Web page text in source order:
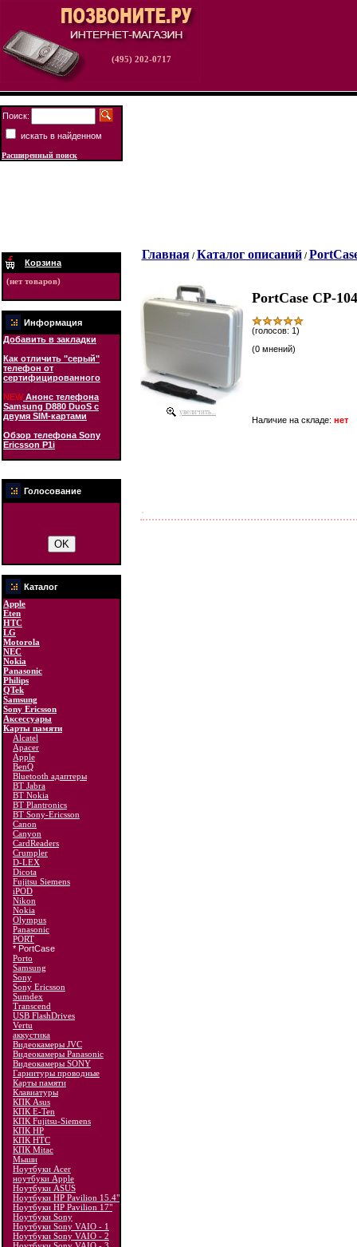
(495) 202-0717
Поиск:
искать в найденном
Расширенный поиск
Корзина
(нет товаров)
Информация
Добавить в закладки
Как отличить "серый"
телефон от
сертифицированного
NEWАнонс телефона
Samsung D880 DuoS с
двумя SIM-картами
Обзор телефона Sony
Ericsson P1i
Голосование
Каталог
Apple
Eten
HTC
LG
Motorola
NEC
Nokia
Panasonic
Philips
QTek
Samsung
Sony Ericsson
Аксессуары
Карты памяти
Alcatel
Apacer
Apple
BenQ
Bluetooth адаптеры
BT Jabra
BT Nokia
BT Plantronics
BT Sony-Ericsson
Canon
Canyon
CardReaders
Crumpler
D-LEX
Dicota
Fujitsu Siemens
iPOD
Nikon
Nokia
Olympus
Panasonic
PORT
* PortCase
Porto
Samsung
Sony
Sony Ericsson
Sumdex
Transcend
USB FlashDrives
Vertu
аккустика
Видеокамеры JVC
Видеокамеры Panasonic
Видеокамеры SONY
Гарнитуры проводные
Карты памяти
Клавиатуры
КПК Asus
КПК E-Ten
КПК Fujitsu-Siemens
КПК HP
КПК HTC
КПК Mitac
Мыши
Ноутбуки Acer
ноутбуки Apple
Ноутбуки ASUS
Ноутбуки HP Pavilion 15.4"
Ноутбуки HP Pavilion 17"
Ноутбуки Sony
Ноутбуки Sony VAIO - 1
Ноутбуки Sony VAIO - 2
Главная/ Каталог описаний/
увеличить...
PortCase CP-
(голосов: 1)
(0 мнений)
Наличие на складе: нет